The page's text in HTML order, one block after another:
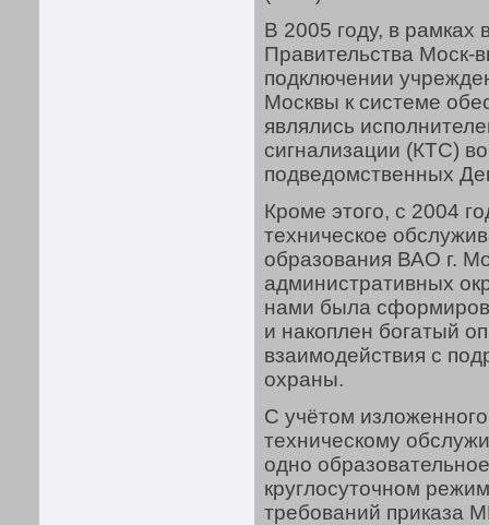
В 2005 году, в
Правительства Моск-
подключении
Москвы к системе
являлись
сигнализации (КТС)
подведомственных
Кроме этого, с 2004
техническое
образования ВАО г.
административных
нами была
и накоплен богатый
взаимодействия с
охраны.
С учётом
техническому
одно
круглосуточном
требований приказа